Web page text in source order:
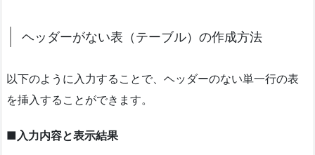
ヘッダーがない表（テーブル）の作成方法
以下のように入力することで、ヘッダーのない単一行の表
を挿入することができます。
■入力内容と表示結果